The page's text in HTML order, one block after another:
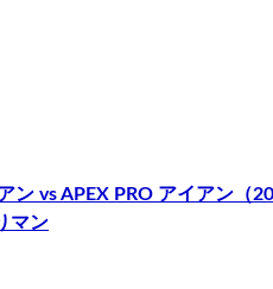
ン vs APEX PRO アイアン（
マン